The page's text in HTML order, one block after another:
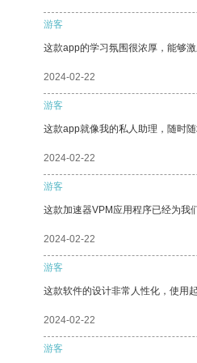
游客
这款app的学习氛围很浓厚，能够
2024-02-22
游客
这款app就像我的私人助理，随时随
2024-02-22
游客
这款加速器VPM应用程序已经为我
2024-02-22
游客
这款软件的设计非常人性化，使用
2024-02-22
游客